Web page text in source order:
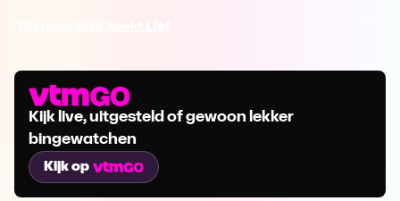
Kijk live, uitgesteld of gewoon lekker
bingewatchen
Kijk op